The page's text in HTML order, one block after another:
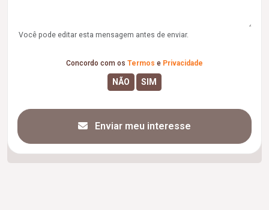
Você pode editar esta mensagem antes de enviar.
Concordo com os Termos e Privacidade
Enviar meu interesse